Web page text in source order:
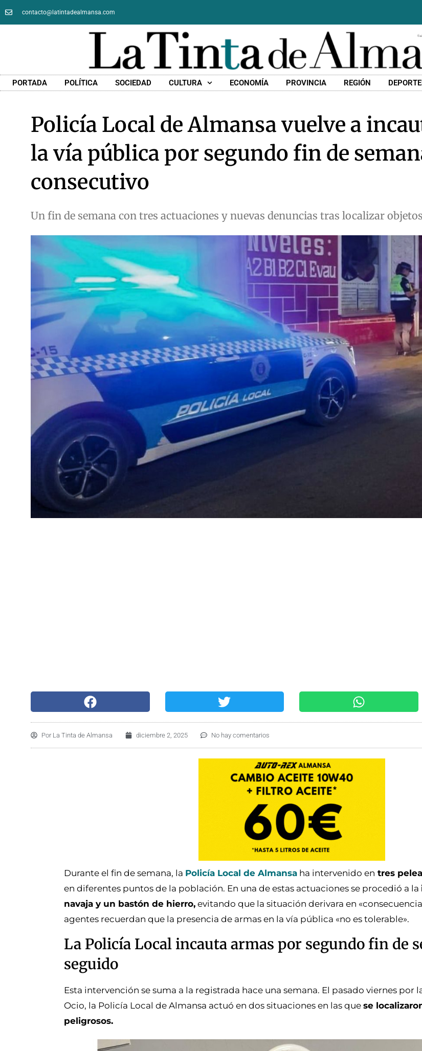
contacto@latintadealmansa.com
PORTADA POLÍTICA SOCIEDAD CULTURA ECONOMÍA PROVINCIA REGIÓN
Policía Local de Almansa vuelve a
la vía pública por segundo fin de
consecutivo
Un fin de semana con tres actuaciones y nuevas denuncias tras localizar
Por La Tinta de Almansa diciembre 2, 2025 No hay comentarios
Durante el fin de semana, la Policía Local de Almansa ha intervenido en tres
en diferentes puntos de la población. En una de estas actuaciones se procedió a la
navaja y un bastón de hierro, evitando que la situación derivara en
agentes recuerdan que la presencia de armas en la vía pública «no es tolerable».
La Policía Local incauta armas por segundo fin de
seguido
Esta intervención se suma a la registrada hace una semana. El pasado viernes por
Ocio, la Policía Local de Almansa actuó en dos situaciones en las que se
peligrosos.